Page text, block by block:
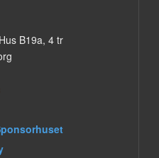
B19a, 4 tr